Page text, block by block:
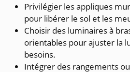
Privilégier les appliques
pour libérer le sol et les
Choisir des luminaires à
orientables pour ajuster la
besoins.
Intégrer des rangements